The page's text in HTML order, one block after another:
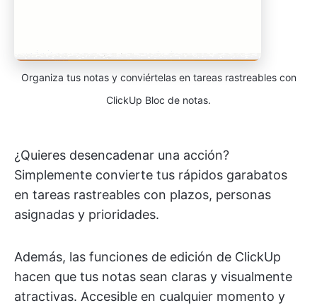
Organiza tus notas y conviértelas en tareas rastreables con
ClickUp Bloc de notas.
¿Quieres desencadenar una acción?
Simplemente convierte tus rápidos garabatos
en tareas rastreables con plazos, personas
asignadas y prioridades.
Además, las funciones de edición de ClickUp
hacen que tus notas sean claras y visualmente
atractivas. Accesible en cualquier momento y